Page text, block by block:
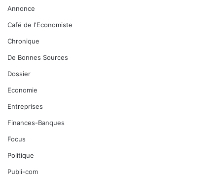
Annonce
Café de l'Economiste
Chronique
De Bonnes Sources
Dossier
Economie
Entreprises
Finances-Banques
Focus
Politique
Publi-com